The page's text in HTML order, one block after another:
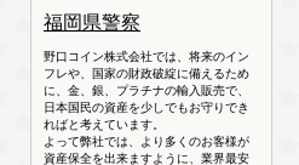
福岡県警察
野口コイン株式会社では、将来のイン
フレや、国家の財政破綻に備えるため
に、金、銀、プラチナの輸入販売で、
日本国民の資産を少しでもお守りでき
ればと考えています。
よって弊社では、より多くのお客様が
資産保全を出来ますように、業界最安